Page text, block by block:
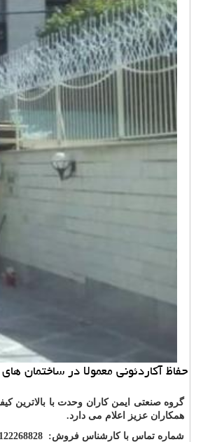
حفاظ آكاردئونی معمولا در ساختمان
همکاران عزیز اعلام می دارد.
شماره تماس با کارشناس فروش: 09122268828 مهندس سلیمان عباسی